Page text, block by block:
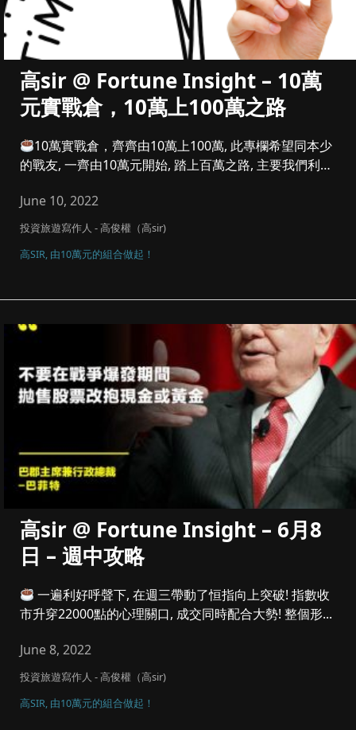
高sir @ Fortune Insight – 10萬
元實戰倉，10萬上100萬之路
10萬實戰倉，齊齊由10萬上100萬, 此專欄希望同本少
的戰友, 一齊由10萬元開始, 踏上百萬之路, 主要我們利潤
June 10, 2022
投資旅遊寫作人 - 高俊權（高sir)
高SIR, 由10萬元的組合做起！
高sir @ Fortune Insight – 6月8
日 – 週中攻略
一遍利好呼聲下, 在週三帶動了恒指向上突破! 指數收
市升穿22000點的心理關口, 成交同時配合大勢! 整個形...
June 8, 2022
投資旅遊寫作人 - 高俊權（高sir)
高SIR, 由10萬元的組合做起！